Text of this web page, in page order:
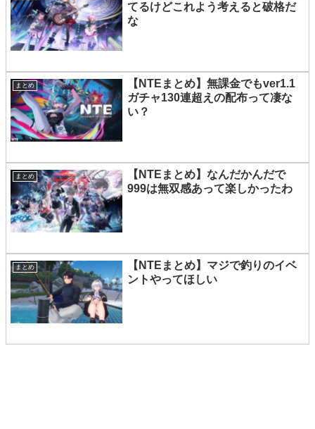
てるけどこれよう考えると破格だ
な
まとめ
【NTEまとめ】無課金でもver1.1
ガチャ130連超えの配布って凄な
い？
まとめ
【NTEまとめ】なんだかんだで
999は無双感あって楽しかったわ
まとめ
【NTEまとめ】マジで釣りのイベ
ントやってほしい